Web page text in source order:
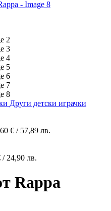
Други детски играчки
€ / 57,89 лв.
/ 24,90 лв.
Rappa